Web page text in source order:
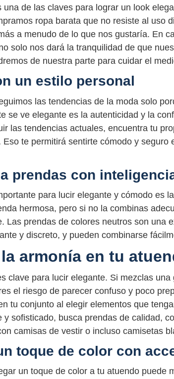
una de las claves para lograr un look
ropa barata que no resiste al uso
a menudo de lo que nos gustaría. En
solo nos dará la tranquilidad de que
de nuestra parte para cuidar el
un estilo personal
las tendencias de la moda solo
se ve elegante es la autenticidad y la
las tendencias actuales, encuentra tu
Eso te permitirá sentirte cómodo y seguro
prendas con
para lucir elegante y cómodo es
hermosa, pero si no la combinas
Las prendas de colores neutros son una
y discreto, y pueden combinarse
armonía en tu
clave para lucir elegante. Si mezclas
el riesgo de parecer confuso y poco
tu conjunto al elegir elementos que
y sofisticado, busca prendas de calidad,
camisas de vestir o incluso camisetas
toque de color con
un toque de color a tu atuendo puede